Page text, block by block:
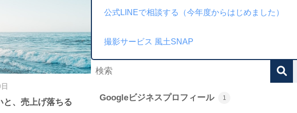
と、売上げ落ちる
公式LINEで相談する（今年度からはじめました）
撮影サービス 風土SNAP
Googleビジネスプロフィール 1